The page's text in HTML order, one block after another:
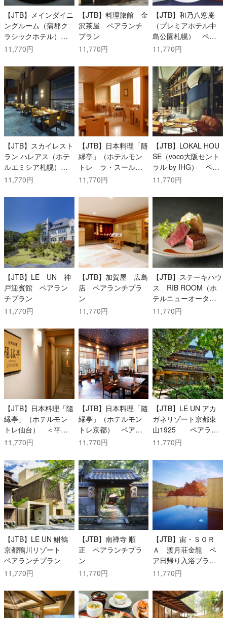
【JTB】メインダイニ
ングルーム（蒲郡ク
ラシックホテル）
ペアランチプラン
11,770円
【JTB】料理旅館 金
沢茶屋 ペアランチ
プラン
11,770円
【JTB】和乃八窓庵
（プレミアホテル中
島公園札幌） ペア
ランチプラン
11,770円
【JTB】スカイレスト
ラン ハレアス（ホテ
ルエミシア札幌）
ペアディナープラン
11,770円
【JTB】日本料理「随
縁亭」（ホテルモン
トレ ラ・スール大
阪） ペアランチプ
11,770円
【JTB】LOKAL HOU
SE（voco大阪セント
ラル by IHG） ペア
ランチプラン
11,770円
【JTB】LE UN 神
戸迎賓館 ペアラン
チプラン
11,770円
【JTB】加賀屋 広島
店 ペアランチプラ
ン
11,770円
【JTB】ステーキハウ
ス RIB ROOM（ホ
テルニューオータ
ニ） ＜平日限定＞1
11,770円
【JTB】日本料理「隨
縁亭」（ホテルモン
トレ仙台） ＜平日
限定＞ペアランチプ
11,770円
【JTB】日本料理「隨
縁亭」（ホテルモン
トレ京都） ペアラ
ンチプラン
11,770円
【JTB】LE UN アカ
ガネリゾート京都東
山1925 ペアラン
チプラン
11,770円
【JTB】LE UN 鮒鶴
京都鴨川リゾート
ペアランチプラン
11,770円
【JTB】南禅寺 順
正 ペアランチプラ
ン
11,770円
【JTB】宙・ＳＯＲ
Ａ 渡月荘金龍 ペ
ア日帰り入浴プラン
(食事なし・ウェルカ
付き)
11,770円